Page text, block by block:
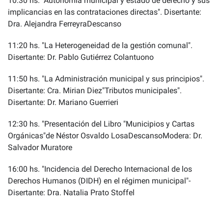
implicancias en las contrataciones directas". Disertante:
Dra. Alejandra FerreyraDescanso
11:20 hs. "La Heterogeneidad de la gestión comunal".
Disertante: Dr. Pablo Gutiérrez Colantuono
11:50 hs. "La Administración municipal y sus principios".
Disertante: Cra. Mirian Diez"Tributos municipales".
Disertante: Dr. Mariano Guerrieri
12:30 hs. "Presentación del Libro "Municipios y Cartas
Orgánicas"de Néstor Osvaldo LosaDescansoModera: Dr.
Salvador Muratore
16:00 hs. "Incidencia del Derecho Internacional de los
Derechos Humanos (DIDH) en el régimen municipal"-
Disertante: Dra. Natalia Prato Stoffel